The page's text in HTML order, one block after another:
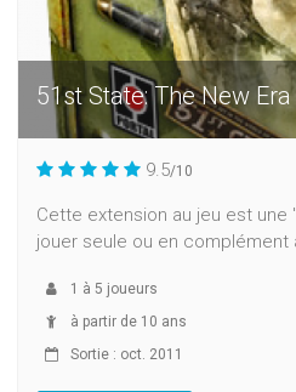
51st State: The New Era
9.5/10
Cette extension au jeu est une
jouer seule ou en complément
1 à 5 joueurs
à partir de 10 ans
Sortie : oct. 2011